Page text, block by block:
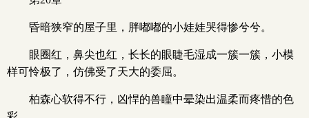
昏暗狭窄的屋子里，胖嘟嘟的小娃娃哭得惨兮兮。
眼圈红，鼻尖也红，长长的眼睫毛湿成一簇一簇，小模
样可怜极了，仿佛受了天大的委屈。
柏森心软得不行，凶悍的兽瞳中晕染出温柔而疼惜的色